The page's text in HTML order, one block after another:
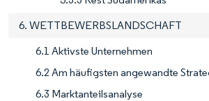
6. WETTBEWERBSLANDSCHAFT
6.1 Aktivste Unternehmen
6.2 Am häufigsten angewandte
6.3 Marktanteilsanalyse